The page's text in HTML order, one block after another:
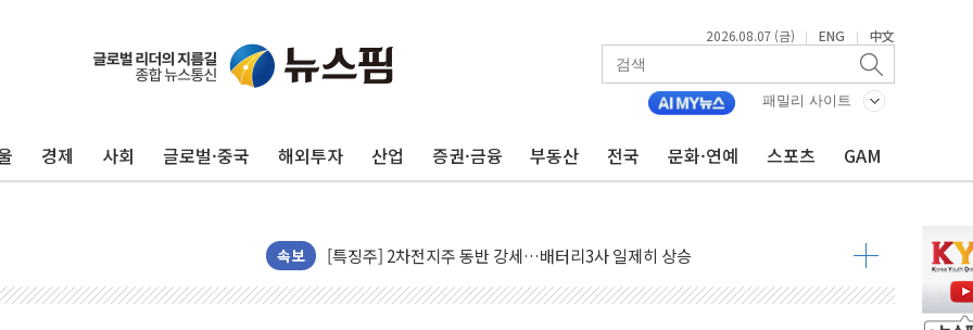
2026.08.07 (금) | ENG | 中文
패밀리 사이트
경제 사회 글로벌·중국 해외투자 산업 증권·금융 부동산 전국 문화·연예 스포츠 GAM
속보
에어프레미아, 호치민 노선 재개...3년 2개월 만
[특징주] 2차전지주 동반 강세…배터리3사 일제히 상승
中企 졸업해도 세제혜택 3년 더...중기부, '피터팬 증후군' 완화 나선다